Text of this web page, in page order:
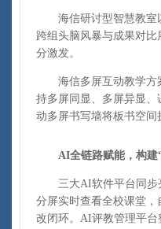
海信研讨型智慧教室以
跨组头脑风暴与成果对
分激发。
海信多屏互动教学方案
持多屏同显、多屏异显
动多屏书写墙将板书空
AI全链路赋能，构建
三大AI软件平台同步亮
分屏实时查看全校课堂
改闭环。AI评教管理平